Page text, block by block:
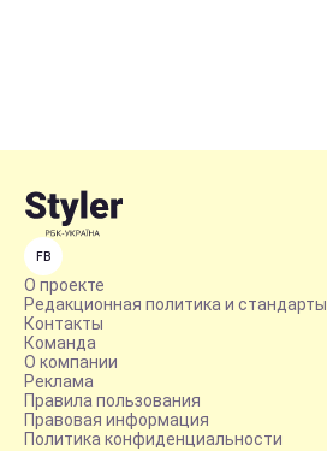
FB
О проекте
Редакционная политика и стандарты
Контакты
Команда
О компании
Реклама
Правила пользования
Правовая информация
Политика конфиденциальности